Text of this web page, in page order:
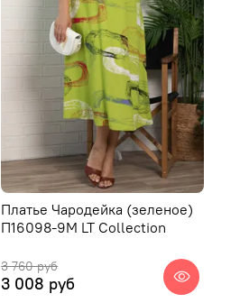
Платье Чародейка (зеленое)
П16098-9М LT Collection
3 760 руб
3 008 руб